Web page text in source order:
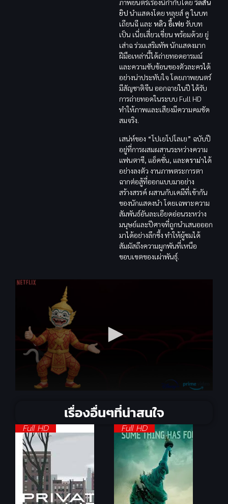
ภาพยนตร์เรื่องนี้กำกับโดย วิลสัน
ยิป นำแสดงโดย หลุยส์ คู ในบท
เถียนฉี และ หลิว อี้เฟย รับบท
เป็น เนี่ยเสี่ยวเชี่ยน พร้อมด้วย ยู่
เส่าฉ ร่วมเสริมทัพ นักแสดงมาก
ฝีมือเหล่านี้ได้ถ่ายทอดอารมณ์
และความซับซ้อนของตัวละครได้
อย่างน่าประทับใจ โดยภาพยนตร์
มีสัญชาติจีน ออกฉายในปี ได้รับ
การถ่ายทอดในระบบ Full HD
ทำให้ภาพและเสียงมีความคมชัด
สมจริง.
เสน่ห์ของ “โปเยโปโลเย” ฉบับปี
อยู่ที่การผสมผสานระหว่างความ
แฟนตาซี, แอ็คชั่น, และดราม่าได้
อย่างลงตัว งานภาพตระการตา
ฉากต่อสู้ที่ออกแบบมาอย่าง
สร้างสรรค์ ผสานกับเคมีที่เข้ากัน
ของนักแสดงนำ โดยเฉพาะความ
สัมพันธ์อันละเอียดอ่อนระหว่าง
มนุษย์และปีศาจที่ถูกนำเสนอออก
มาได้อย่างลึกซึ้ง ทำให้ผู้ชมได้
สัมผัสถึงความผูกพันที่เหนือ
ขอบเขตของเผ่าพันธุ์.
เรื่องอื่นๆที่น่าสนใจ
Full HD Full HD